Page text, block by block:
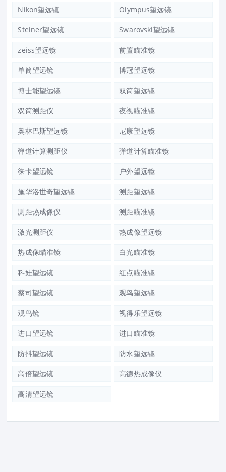
Nikon望远镜 Olympus望远镜
Steiner望远镜 Swarovski望远镜
zeiss望远镜 前置瞄准镜
单筒望远镜 博冠望远镜
博士能望远镜 双筒望远镜
双筒测距仪 夜视瞄准镜
奥林巴斯望远镜 尼康望远镜
弹道计算测距仪 弹道计算瞄准镜
徕卡望远镜 户外望远镜
施华洛世奇望远镜 测距望远镜
测距热成像仪 测距瞄准镜
激光测距仪 热成像望远镜
热成像瞄准镜 白光瞄准镜
科娃望远镜 红点瞄准镜
蔡司望远镜 观鸟望远镜
观鸟镜 视得乐望远镜
进口望远镜 进口瞄准镜
防抖望远镜 防水望远镜
高倍望远镜 高德热成像仪
高清望远镜